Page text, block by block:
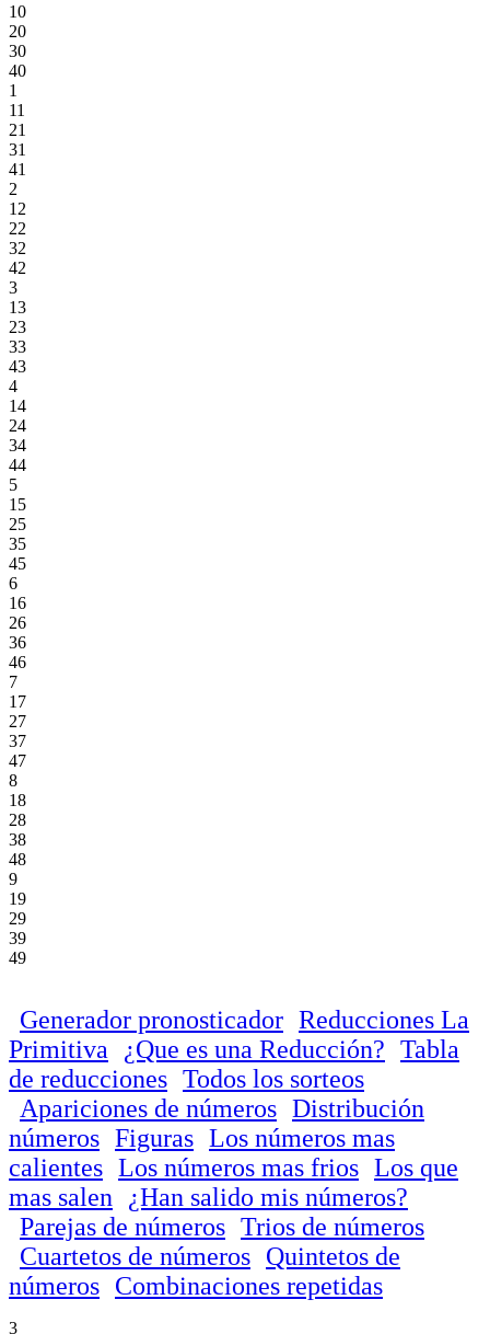
10
20
30
40
1
11
21
31
41
2
12
22
32
42
3
13
23
33
43
4
14
24
34
44
5
15
25
35
45
6
16
26
36
46
7
17
27
37
47
8
18
28
38
48
9
19
29
39
49
Generador pronosticador Reducciones La
Primitiva
¿Que es una Reducción? Tabla
de reducciones Todos los sorteos
Apariciones de números Distribución
números Figuras Los números mas
calientes Los números mas frios Los que
mas salen
¿Han salido mis números?
Parejas de números Trios de números
Cuartetos de números Quintetos de
números Combinaciones repetidas
3